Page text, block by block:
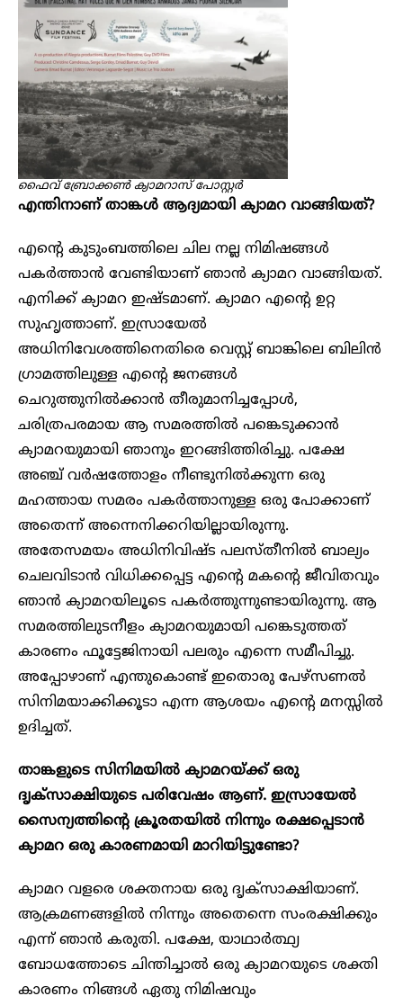
ഫൈവ് ബ്രോക്കൺ ക്യാമറാസ് പോസ്റ്റർ
എന്തിനാണ് താങ്കൾ ആദ്യമായി ക്യാമറ വാങ്ങിയത്?
എന്റെ കുടുംബത്തിലെ ചില നല്ല നിമിഷങ്ങൾ
പകർത്താൻ വേണ്ടിയാണ് ഞാൻ ക്യാമറ വാങ്ങിയത്.
എനിക്ക് ക്യാമറ ഇഷ്ടമാണ്. ക്യാമറ എന്റെ ഉറ്റ
സുഹൃത്താണ്. ഇസ്രായേൽ
അധിനിവേശത്തിനെതിരെ വെസ്റ്റ് ബാങ്കിലെ ബിലിൻ
ഗ്രാമത്തിലുള്ള എന്റെ ജനങ്ങൾ
ചെറുത്തുനിൽക്കാൻ തീരുമാനിച്ചപ്പോൾ,
ചരിത്രപരമായ ആ സമരത്തിൽ പങ്കെടുക്കാൻ
ക്യാമറയുമായി ഞാനും ഇറങ്ങിത്തിരിച്ചു. പക്ഷേ
അഞ്ച് വർഷത്തോളം നീണ്ടുനിൽക്കുന്ന ഒരു
മഹത്തായ സമരം പകർത്താനുള്ള ഒരു പോക്കാണ്
അതെന്ന് അന്നെനിക്കറിയില്ലായിരുന്നു.
അതേസമയം അധിനിവിഷ്ട പലസ്തീനിൽ ബാല്യം
ചെലവിടാൻ വിധിക്കപ്പെട്ട എൻ്റെ മകൻ്റെ ജീവിതവും
ഞാൻ ക്യാമറയിലൂടെ പകർത്തുന്നുണ്ടായിരുന്നു. ആ
സമരത്തിലുടനീളം ക്യാമറയുമായി പങ്കെടുത്തത്
കാരണം ഫൂട്ടേജിനായി പലരും എന്നെ സമീപിച്ചു.
അപ്പോഴാണ് എന്തുകൊണ്ട് ഇതൊരു പേഴ്സണൽ
സിനിമയാക്കിക്കൂടാ എന്ന ആശയം എൻ്റെ മനസ്സിൽ
ഉദിച്ചത്.
താങ്കളുടെ സിനിമയിൽ ക്യാമറയ്ക്ക് ഒരു
ദൃക്സാക്ഷിയുടെ പരിവേഷം ആണ്. ഇസ്രായേൽ
സൈന്യത്തിൻ്റെ ക്രൂരതയിൽ നിന്നും രക്ഷപ്പെടാൻ
ക്യാമറ ഒരു കാരണമായി മാറിയിട്ടുണ്ടോ?
ക്യാമറ വളരെ ശക്തനായ ഒരു ദൃക്സാക്ഷിയാണ്.
ആക്രമണങ്ങളിൽ നിന്നും അതെന്നെ സംരക്ഷിക്കും
എന്ന് ഞാൻ കരുതി. പക്ഷേ, യാഥാർത്ഥ്യ
ബോധത്തോടെ ചിന്തിച്ചാൽ ഒരു ക്യാമറയുടെ ശക്തി
കാരണം നിങ്ങൾ ഏതു നിമിഷവും